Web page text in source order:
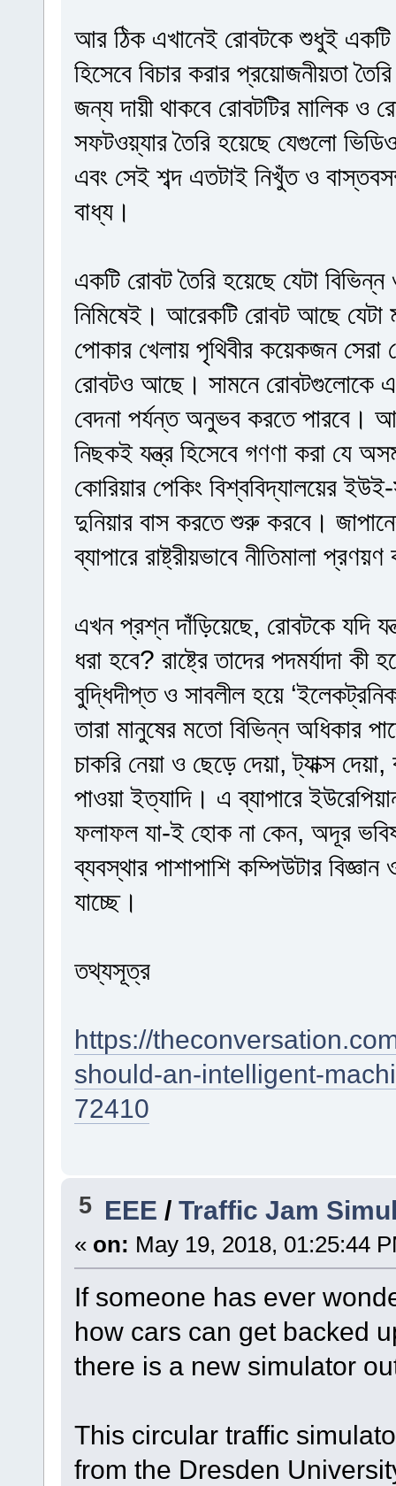
আর ঠিক এখানেই রোবটকে শুধুই একটি
হিসেবে বিচার করার প্রয়োজনীয়তা
জন্য দায়ী থাকবে রোবটটির মালিক ও
সফটওয়্যার তৈরি হয়েছে যেগুলো
এবং সেই শব্দ এতটাই নিখুঁত ও
বাধ্য।
একটি রোবট তৈরি হয়েছে যেটা
নিমিষেই। আরেকটি রোবট আছে যেটা
পোকার খেলায় পৃথিবীর কয়েকজন সেরা
রোবটও আছে। সামনে রোবটগুলোকে
বেদনা পর্যন্ত অনুভব করতে পারবে।
নিছকই যন্ত্র হিসেবে গণণা করা যে
কোরিয়ার পেকিং বিশ্ববিদ্যালয়ের
দুনিয়ার বাস করতে শুরু করবে।
ব্যাপারে রাষ্ট্রীয়ভাবে নীতিমালা
এখন প্রশ্ন দাঁড়িয়েছে, রোবটকে যদি
ধরা হবে? রাষ্ট্রে তাদের পদমর্যাদা
বুদ্ধিদীপ্ত ও সাবলীল হয়ে
তারা মানুষের মতো বিভিন্ন অধিকার
চাকরি নেয়া ও ছেড়ে দেয়া, ট্যাক্স
পাওয়া ইত্যাদি। এ ব্যাপারে
ফলাফল যা-ই হোক না কেন, অদূর
ব্যবস্থার পাশাপাশি কম্পিউটার
যাচ্ছে।
তথ্যসূত্র
https://
should-an-intelligent-
72410
5 EEE /Traffic Jam
« on: May 19, 2018, 01:25:44
If someone has ever
how cars can get backed
there is a new simulator
This circular traffic
from the Dresden